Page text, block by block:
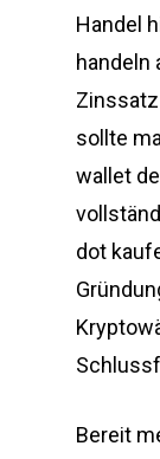
Handel
handeln
sollte
wallet
dot
Bereit